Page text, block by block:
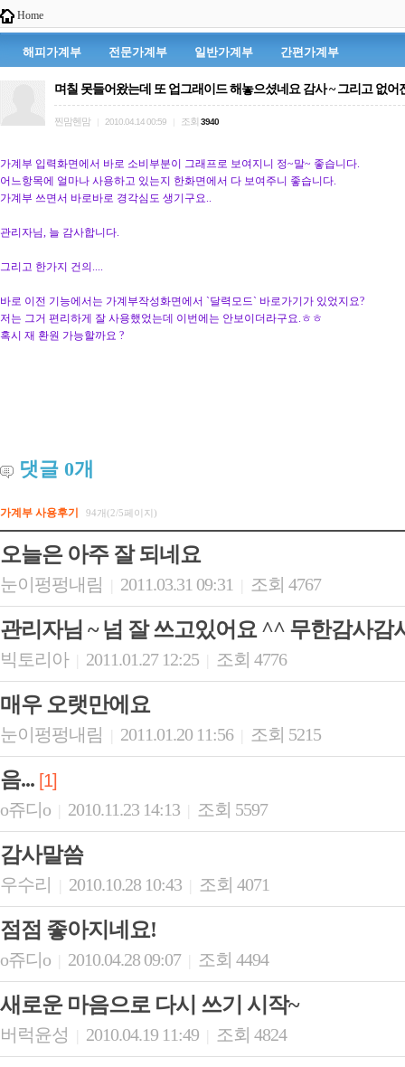
Home
해피가계부 전문가계부 일반가계부 간편가계부
며칠 못들어왔는데 또 업그래이드 해놓으셨네요 감사 ~ 그리고 없
찐맘헨맘 2010.04.14 00:59 조회 3940
가계부 입력화면에서 바로 소비부분이 그래프로 보여지니 정~말~ 좋습니다.
어느항목에 얼마나 사용하고 있는지 한화면에서 다 보여주니 좋습니다.
가계부 쓰면서 바로바로 경각심도 생기구요..
관리자님, 늘 감사합니다.
그리고 한가지 건의....
바로 이전 기능에서는 가계부작성화면에서 `달력모드` 바로가기가 있었지요?
저는 그거 편리하게 잘 사용했었는데 이번에는 안보이더라구요.ㅎㅎ
혹시 재 환원 가능할까요 ?
댓글 0개
가계부 사용후기 94개(2/5페이지)
오늘은 아주 잘 되네요
눈이펑펑내림 2011.03.31 09:31 조회 4767
관리자님 ~ 넘 잘 쓰고있어요 ^^ 무한감사감
빅토리아 2011.01.27 12:25 조회 4776
매우 오랫만에요
눈이펑펑내림 2011.01.20 11:56 조회 5215
음... [1]
o쥬디o
2010.11.23 14:13 조회 5597
감사말씀
우수리 2010.10.28 10:43 조회 4071
점점 좋아지네요!
o쥬디o 2010.04.28 09:07 조회 4494
새로운 마음으로 다시 쓰기 시작~
버럭윤성 2010.04.19 11:49 조회 4824